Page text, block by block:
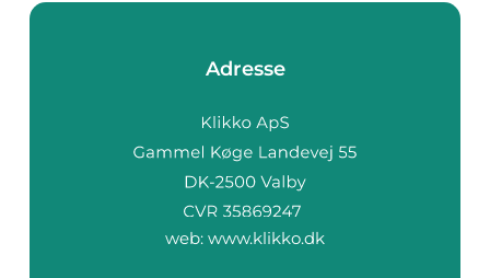
Adresse
web: www.klikko.dk